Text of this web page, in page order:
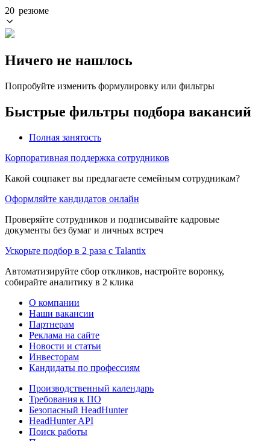
20 резюме
Ничего не нашлось
Попробуйте изменить формулировку или фильтры
Быстрые фильтры подбора вакансий
Полная занятость
Корпоративная поддержка сотрудников
Какой соцпакет вы предлагаете семейным сотрудникам?
Оформляйте кандидатов онлайн
Проверяйте сотрудников и подписывайте кадровые
документы без бумаг и личных встреч
Ускорьте подбор в 2 раза с Talantix
Автоматизируйте сбор откликов, настройте воронку,
собирайте аналитику в 2 клика
О компании
Наши вакансии
Партнерам
Реклама на сайте
Новости и статьи
Инвесторам
Кандидаты по профессиям
Производственный календарь
Требования к ПО
Безопасный HeadHunter
HeadHunter API
Поиск работы